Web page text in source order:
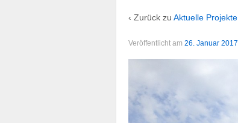
‹ Zurück zu Aktuelle Projekte
Veröffentlicht am 26. Januar 2017